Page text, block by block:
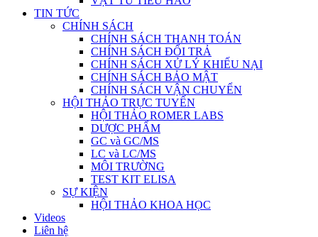
TIN TỨC
CHÍNH SÁCH
CHÍNH SÁCH THANH TOÁN
CHÍNH SÁCH ĐỔI TRẢ
CHÍNH SÁCH XỬ LÝ KHIẾU NẠI
CHÍNH SÁCH BẢO MẬT
CHÍNH SÁCH VẬN CHUYỂN
HỘI THẢO TRỰC TUYẾN
HỘI THẢO ROMER LABS
DƯỢC PHẨM
GC và GC/MS
LC và LC/MS
MÔI TRƯỜNG
TEST KIT ELISA
SỰ KIỆN
HỘI THẢO KHOA HỌC
Videos
Liên hệ